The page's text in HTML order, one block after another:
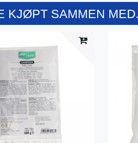
KJØPT SAMMEN